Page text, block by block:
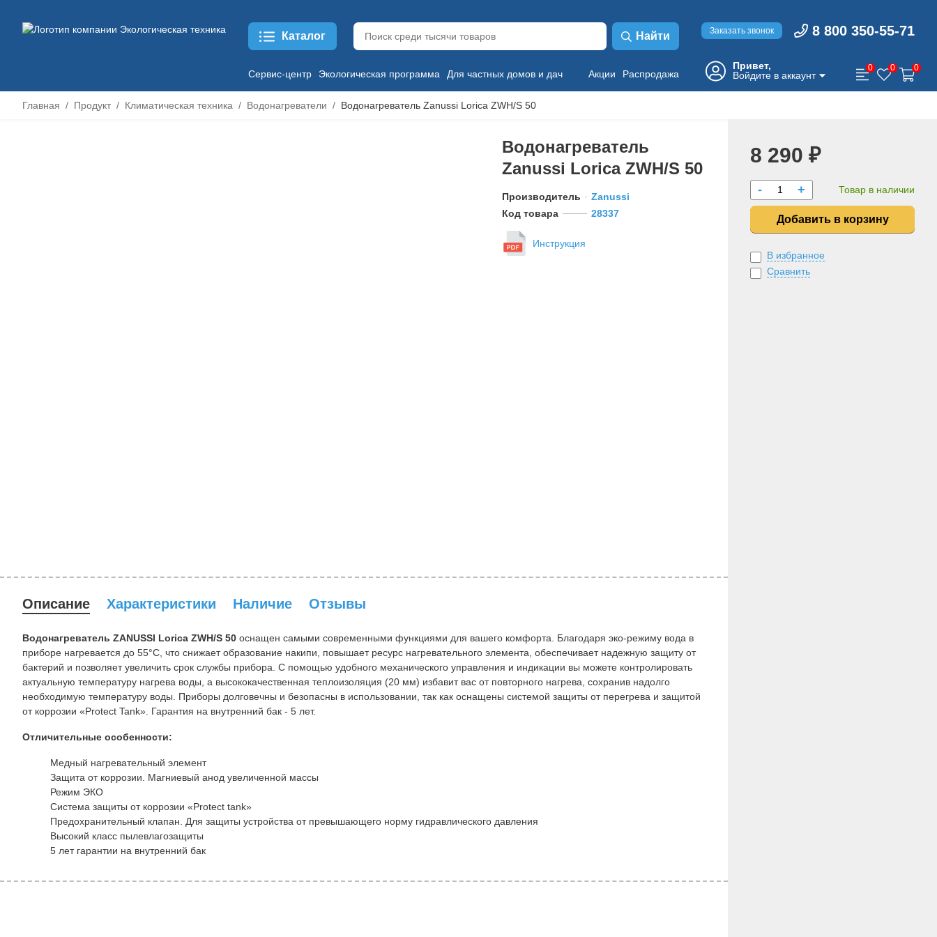
Каталог Найти
Сервис-центр Экологическая программа Для частных домов и дач Акции Распродажа
Заказать звонок 8 800 350-55-71
Привет,
Войдите в аккаунт
0 0 0
Главная Продукт Климатическая техника Водонагреватели Водонагреватель Zanussi Lorica ZWH/S 50
Водонагреватель
Zanussi Lorica ZWH/S 50
Производитель
Zanussi
Код товара
28337
Инструкция
Описание Характеристики Наличие Отзывы
Водонагреватель ZANUSSI Lorica ZWH/S 50 оснащен самыми современными функциями для вашего комфорта. Благодаря эко-режиму вода в
приборе нагревается до 55°C, что снижает образование накипи, повышает ресурс нагревательного элемента, обеспечивает надежную защиту от
бактерий и позволяет увеличить срок службы прибора. C помощью удобного механического управления и индикации вы можете контролировать
актуальную температуру нагрева воды, а высококачественная теплоизоляция (20 мм) избавит вас от повторного нагрева, сохранив надолго
необходимую температуру воды. Приборы долговечны и безопасны в использовании, так как оснащены системой защиты от перегрева и защитой
от коррозии «Protect Tank». Гарантия на внутренний бак - 5 лет.
Отличительные особенности:
Медный нагревательный элемент
Защита от коррозии. Магниевый анод увеличенной массы
Режим ЭКО
Система защиты от коррозии «Protect tank»
Предохранительный клапан. Для защиты устройства от превышающего норму гидравлического давления
Высокий класс пылевлагозащиты
5 лет гарантии на внутренний бак
8 290 ₽
- + Товар в наличии
Добавить в корзину
В избранное
Сравнить